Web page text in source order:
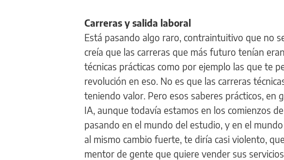
Carreras y salida laboral
Está pasando algo raro, contraintuitivo que no
creía que las carreras que más futuro tenían
técnicas prácticas como por ejemplo las que te
revolución en eso. No es que las carreras
teniendo valor. Pero esos saberes prácticos, en
IA, aunque todavía estamos en los comienzos
pasando en el mundo del estudio, y en el
al mismo cambio fuerte, te diría casi violento,
mentor de gente que quiere vender sus